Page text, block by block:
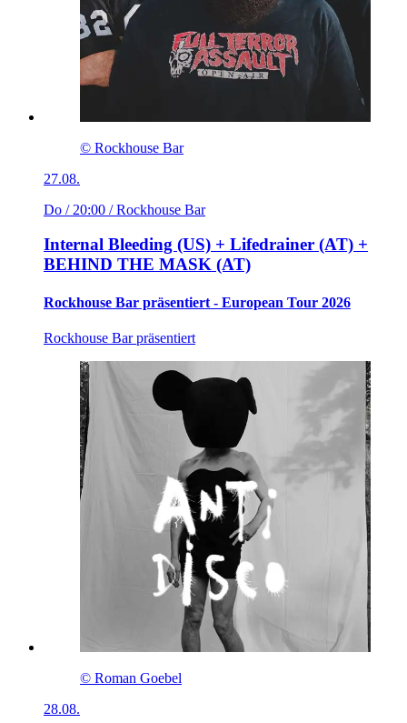
© Rockhouse Bar
27.08.
Do / 20:00 / Rockhouse Bar
Internal Bleeding (US) + Lifedrainer (AT) +
BEHIND THE MASK (AT)
Rockhouse Bar präsentiert - European Tour 2026
Rockhouse Bar präsentiert
© Roman Goebel
28.08.